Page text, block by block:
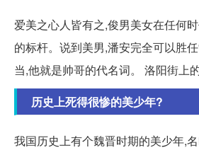
爱美之心人皆有之,俊男美女在任何
的标杆。说到美男,潘安完全可以胜
当,他就是帅哥的代名词。 洛阳街上
历史上死得很惨的美少年?
我国历史上有个魏晋时期的美少年,